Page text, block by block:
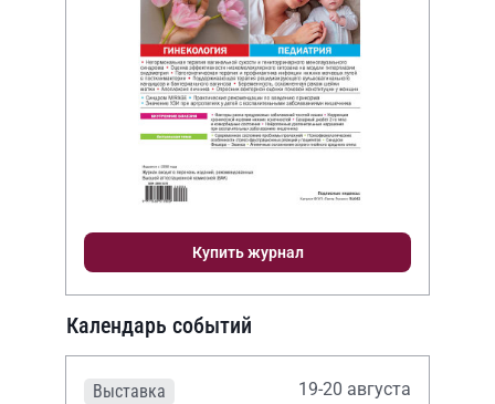
Купить журнал
Календарь событий
Выставка 19-20 августа